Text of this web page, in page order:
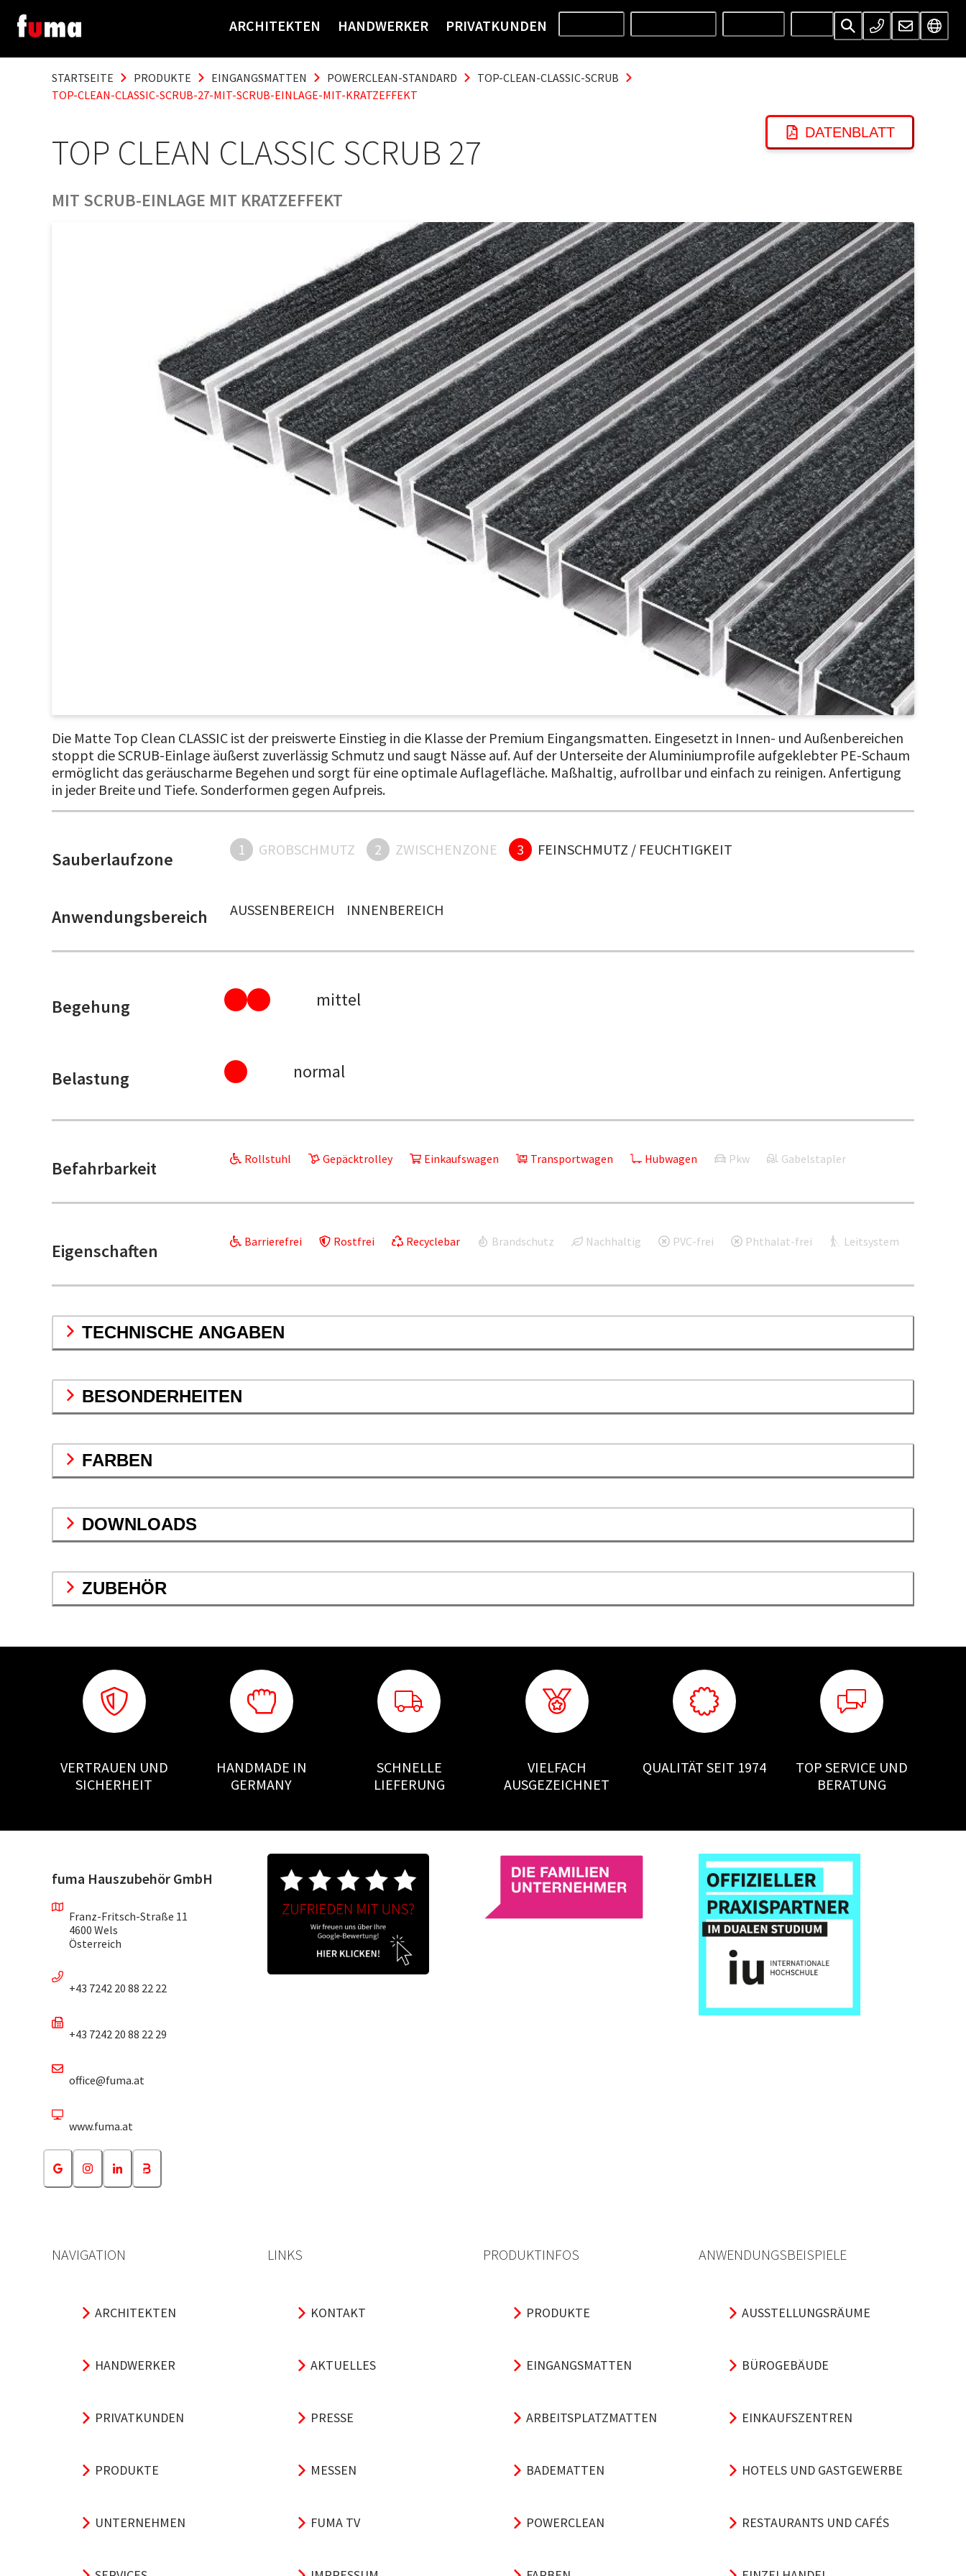
ARCHITEKTEN HANDWERKER PRIVATKUNDEN
STARTSEITE PRODUKTE EINGANGSMATTEN POWERCLEAN-STANDARD
TOP-CLEAN-CLASSIC-SCRUB
TOP-CLEAN-CLASSIC-SCRUB-27-MIT-SCRUB-EINLAGE-MIT-KRATZEFFEKT
TOP CLEAN CLASSIC SCRUB 27
MIT SCRUB-EINLAGE MIT KRATZEFFEKT
DATENBLATT
Die Matte Top Clean CLASSIC ist der preiswerte Einstieg in die Klasse der Premium Eingangsmatten. Eingesetzt in Innen- und Außenbereichen
stoppt die SCRUB-Einlage äußerst zuverlässig Schmutz und saugt Nässe auf. Auf der Unterseite der Aluminiumprofile aufgeklebter PE-Schaum
ermöglicht das geräuscharme Begehen und sorgt für eine optimale Auflagefläche. Maßhaltig, aufrollbar und einfach zu reinigen. Anfertigung
in jeder Breite und Tiefe. Sonderformen gegen Aufpreis.
Sauberlaufzone 1 GROBSCHMUTZ 2 ZWISCHENZONE 3 FEINSCHMUTZ / FEUCHTIGKEIT
Anwendungsbereich AUSSENBEREICH INNENBEREICH
Begehung mittel
Belastung normal
Befahrbarkeit Rollstuhl Gepäcktrolley Einkaufswagen Transportwagen Hubwagen Pkw Gabelstapler
Eigenschaften Barrierefrei Rostfrei Recyclebar Brandschutz Nachhaltig PVC-frei Phthalat-frei Leitsystem
TECHNISCHE ANGABEN
BESONDERHEITEN
FARBEN
DOWNLOADS
ZUBEHÖR
VERTRAUEN UND
SICHERHEIT
HANDMADE IN
GERMANY
SCHNELLE
LIEFERUNG
VIELFACH
AUSGEZEICHNET
QUALITÄT SEIT 1974
TOP SERVICE UND
BERATUNG
fuma Hauszubehör GmbH
Franz-Fritsch-Straße 11
4600 Wels
Österreich
+43 7242 20 88 22 22
+43 7242 20 88 22 29
office@fuma.at
www.fuma.at
NAVIGATION
ARCHITEKTEN
HANDWERKER
PRIVATKUNDEN
PRODUKTE
UNTERNEHMEN
LINKS
KONTAKT
AKTUELLES
PRESSE
MESSEN
FUMA TV
PRODUKTINFOS
PRODUKTE
EINGANGSMATTEN
ARBEITSPLATZMATTEN
BADEMATTEN
POWERCLEAN
ANWENDUNGSBEISPIELE
AUSSTELLUNGSRÄUME
BÜROGEBÄUDE
EINKAUFSZENTREN
HOTELS UND GASTGEWERBE
RESTAURANTS UND CAFÉS